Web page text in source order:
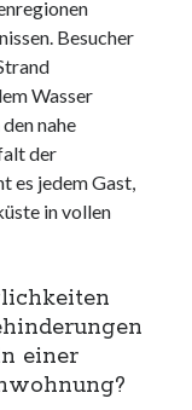
Besucher
Wasser
nahe
der
es jedem Gast,
in vollen
einer